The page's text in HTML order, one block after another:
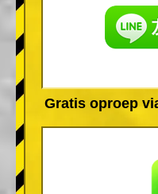
Gratis oproep